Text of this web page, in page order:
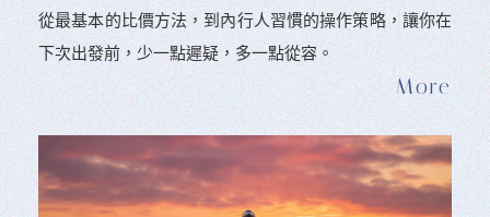
從最基本的比價方法，到內行人習慣的操作策略，讓你在
下次出發前，少一點遲疑，多一點從容。